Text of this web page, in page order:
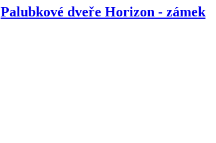
Palubkové dveře Horizon - zámek